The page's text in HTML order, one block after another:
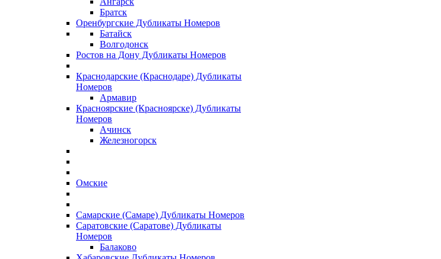
Братск
Оренбургские Дубликаты Номеров
Батайск
Волгодонск
Ростов на Дону Дубликаты Номеров
Краснодарские (Краснодаре) Дубликаты
Номеров
Армавир
Красноярские (Красноярске) Дубликаты
Номеров
Ачинск
Железногорск
Омские
Самарские (Самаре) Дубликаты Номеров
Саратовские (Саратове) Дубликаты
Номеров
Балаково